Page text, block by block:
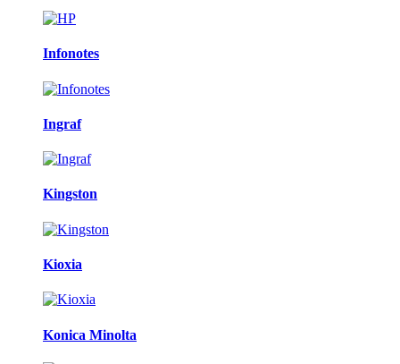
Infonotes
Ingraf
Kingston
Kioxia
Konica Minolta